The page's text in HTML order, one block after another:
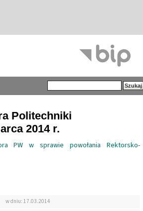
Politechniki
2014 r.
PW w sprawie powołania Rektorsko-
w dniu: 17.03.2014